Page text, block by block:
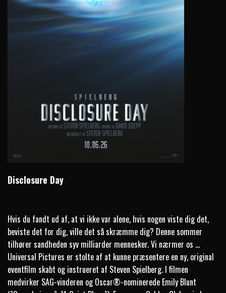
Disclosure Day
Hvis du fandt ud af, at vi ikke var alene, hvis nogen viste dig det,
beviste det for dig, ville det så skræmme dig? Denne sommer
tilhører sandheden syv milliarder mennesker. Vi nærmer os ...
Universal Pictures er stolte af at kunne præsentere en ny, original
eventfilm skabt og instrueret af Steven Spielberg. I filmen
medvirker SAG-vinderen og Oscar®-nominerede Emily Blunt